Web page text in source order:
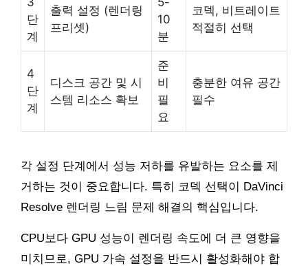
단
계
출력 설정 (렌더링
프리셋)
10
분
코덱, 비트레이트
적절히 선택
4
단
계
디스크 공간 및 시
스템 리소스 확보
준
비
필
요
충분한 여유 공간
필수
각 설정 단계에서 성능 저하를 유발하는 요소를 제
거하는 것이 중요합니다. 특히 코덱 선택이 DaVinci
Resolve 렌더링 느림 문제 해결의 핵심입니다.
CPU보다 GPU 성능이 렌더링 속도에 더 큰 영향을
미치므로, GPU 가속 설정을 반드시 활성화해야 합